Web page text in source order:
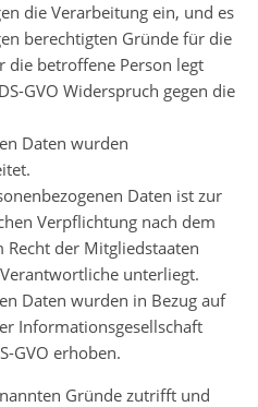
die Verarbeitung ein, und es
berechtigten Gründe für die
die betroffene Person legt
GVO Widerspruch gegen die
Daten wurden
Daten ist zur
Verpflichtung nach dem
der Mitgliedstaaten
unterliegt.
Daten wurden in Bezug auf
Informationsgesellschaft
GVO erhoben.
Gründe zutrifft und